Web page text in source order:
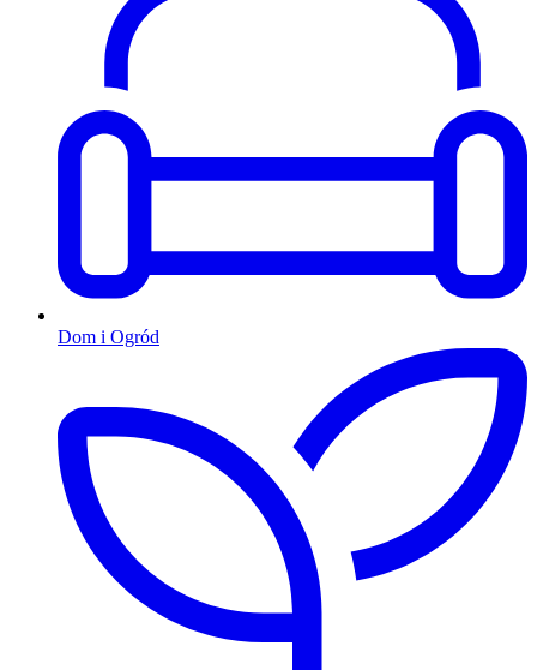
Dom i Ogród